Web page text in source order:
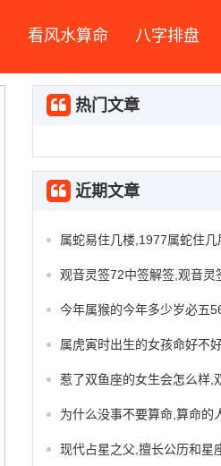
看风水算命 八字排盘
热门文章
近期文章
属蛇易住几楼,1977属蛇住几
惹了双鱼座的女生会怎么样,
现代占星之父,擅长公历和星